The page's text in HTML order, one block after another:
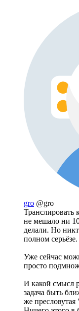
gro @gro
Транслировать
не мешало ни
делали. Но
полном серьёзе.
Уже сейчас
просто
И какой смысл
задача быть
же